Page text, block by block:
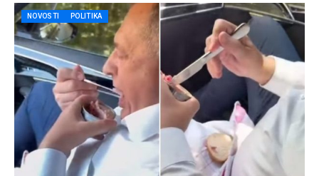
NOVOSTI POLITIKA